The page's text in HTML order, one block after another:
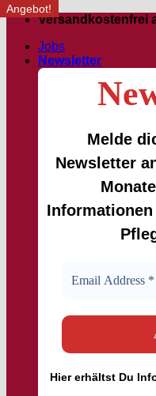
Zum
springen
Versandkostenfrei
Jobs
Newsletter
Melde
Newsletter
Hiererhältst Du
Angebot!
Angebot!